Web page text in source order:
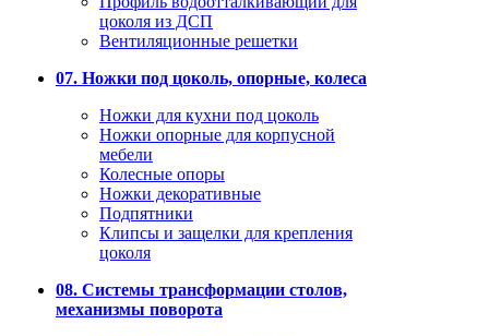
цоколя из ДСП
Вентиляционные решетки
07. Ножки под цоколь, опорные, колеса
Ножки для кухни под цоколь
Ножки опорные для корпусной
мебели
Колесные опоры
Ножки декоративные
Подпятники
Клипсы и защелки для крепления
цоколя
08. Системы трансформации столов,
механизмы поворота